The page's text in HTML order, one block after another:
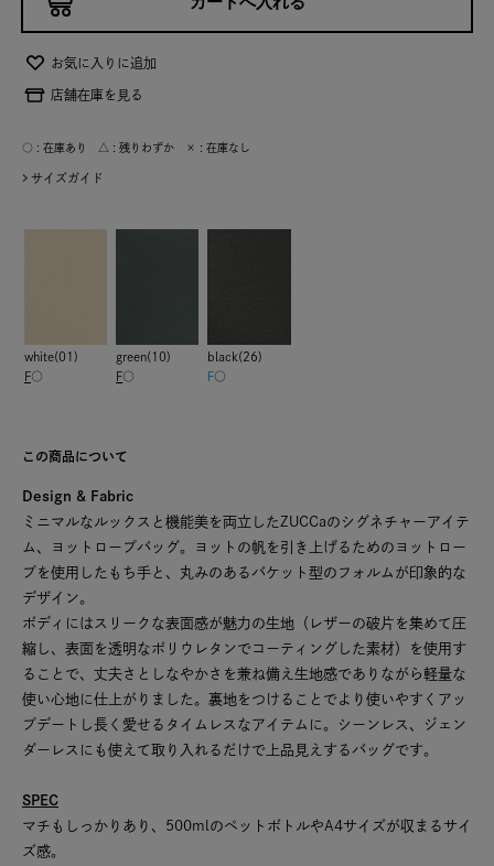
お気に入りに追加
店舗在庫を見る
○ : 在庫あり △ : 残りわずか × : 在庫なし
サイズガイド
white(01)
F○
green(10)
F○
black(26)
F○
この商品について
Design & Fabric
ミニマルなルックスと機能美を両立したZUCCaのシグネチャーアイテ
ム、ヨットロープバッグ。ヨットの帆を引き上げるためのヨットロー
プを使用したもち手と、丸みのあるバケット型のフォルムが印象的な
デザイン。
ボディにはスリークな表面感が魅力の生地（レザーの破片を集めて圧
縮し、表面を透明なポリウレタンでコーティングした素材）を使用す
ることで、丈夫さとしなやかさを兼ね備え生地感でありながら軽量な
使い心地に仕上がりました。裏地をつけることでより使いやすくアッ
プデートし長く愛せるタイムレスなアイテムに。シーンレス、ジェン
ダーレスにも使えて取り入れるだけで上品見えするバッグです。
SPEC
マチもしっかりあり、500mlのペットボトルやA4サイズが収まるサイ
ズ感。